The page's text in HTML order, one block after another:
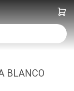
BLANCO